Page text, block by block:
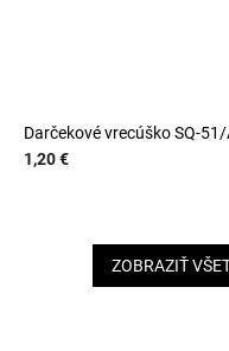
Darčekové vrecúško SQ-
1,20 €
ZOBRAZIŤ